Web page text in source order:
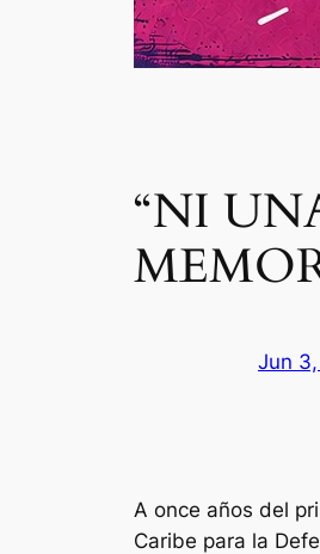
“NI
Jun
A once años del
Caribe para la